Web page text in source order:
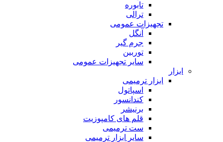
تابوره
ترالی
تجهیزات عمومی
آنگل
جرم گیر
توربین
سایر تجهیزات عمومی
ابزار
ابزار ترمیمی
اسپاتول
کندانسور
برنیشر
قلم های کامپوزیت
ست ترمیمی
سایر ابزار ترمیمی